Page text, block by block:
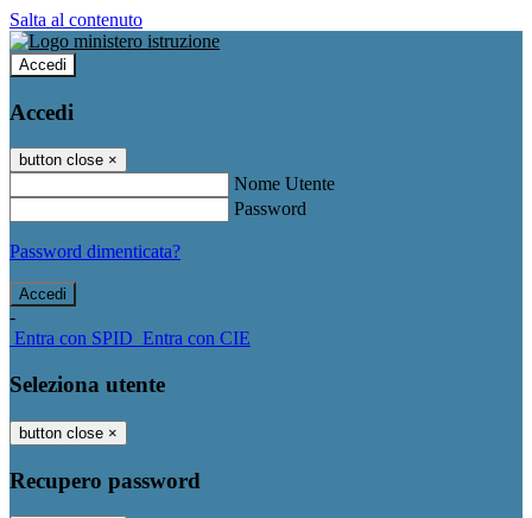
Salta al contenuto
Accedi
Accedi
button close ×
Nome Utente
Password
Password dimenticata?
-
Entra con SPID Entra con CIE
Seleziona utente
button close ×
Recupero password